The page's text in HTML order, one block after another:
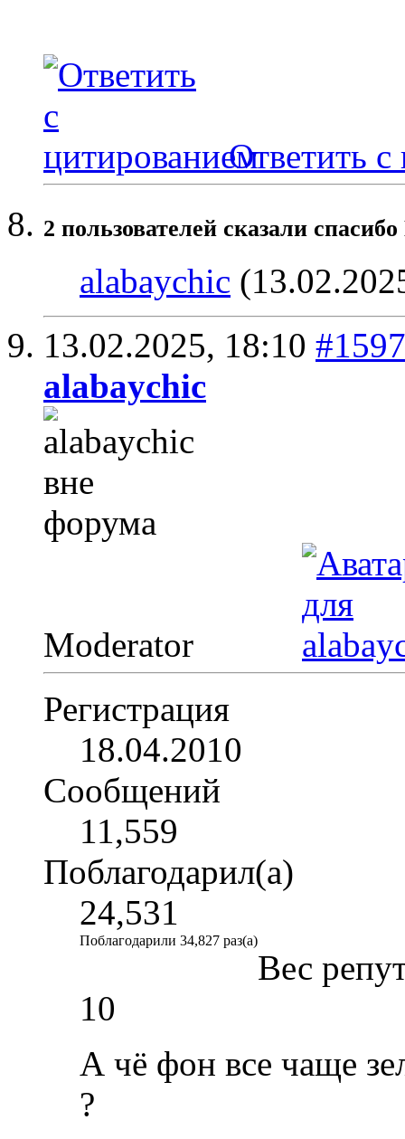
Ответить с
2 пользователей сказали
alabaychic
13.02.2025, 18:10
alabaychic
Moderator
Регистрация
18.04.2010
Сообщений
11,559
Поблагодарил(а)
24,531
Поблагодарили 34,827 раз(а)
Вес
10
А чё фон все чаще
?